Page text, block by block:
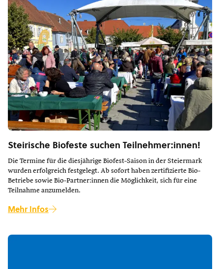
Steirische Biofeste suchen Teilnehmer:innen!
Die Termine für die diesjährige Biofest-Saison in der Steiermark
wurden erfolgreich festgelegt. Ab sofort haben zertifizierte Bio-
Betriebe sowie Bio-Partner:innen die Möglichkeit, sich für eine
Teilnahme anzumelden.
Mehr Infos